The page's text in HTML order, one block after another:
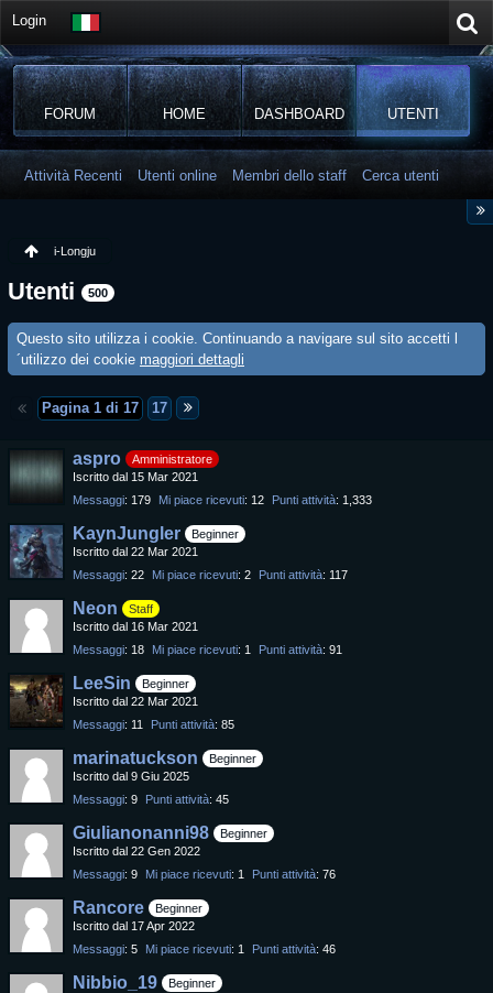
Login
FORUM HOME DASHBOARD UTENTI
Attività Recenti Utenti online Membri dello staff Cerca utenti
i-Longju
Utenti 500
Questo sito utilizza i cookie. Continuando a navigare sul sito accetti l
´utilizzo dei cookie maggiori dettagli
Pagina 1 di 17 17
aspro
Amministratore
Iscritto dal 15 Mar 2021
Messaggi 179 Mi piace ricevuti 12 Punti attività 1,333
KaynJungler
Beginner
Iscritto dal 22 Mar 2021
Messaggi 22 Mi piace ricevuti 2 Punti attività 117
Neon
Staff
Iscritto dal 16 Mar 2021
Messaggi 18 Mi piace ricevuti 1 Punti attività 91
LeeSin
Beginner
Iscritto dal 22 Mar 2021
Messaggi 11 Punti attività 85
marinatuckson
Beginner
Iscritto dal 9 Giu 2025
Messaggi 9 Punti attività 45
Giulianonanni98
Beginner
Iscritto dal 22 Gen 2022
Messaggi 9 Mi piace ricevuti 1 Punti attività 76
Rancore
Beginner
Iscritto dal 17 Apr 2022
Messaggi 5 Mi piace ricevuti 1 Punti attività 46
Nibbio_19
Beginner